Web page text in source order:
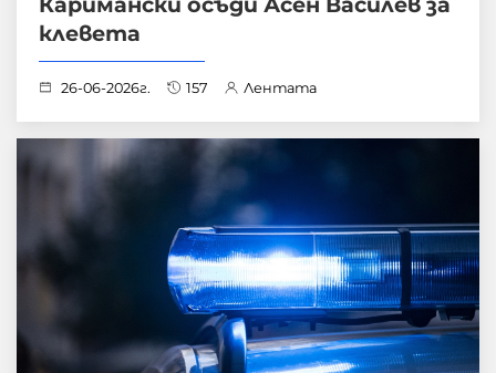
клевета
26-06-2026г. 157 Лентата